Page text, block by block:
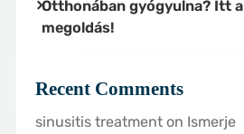
Otthonában gyógyulna? Itt a
megoldás!
Recent Comments
sinusitis treatment on Ismerje